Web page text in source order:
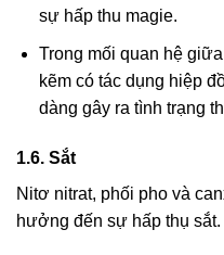
sự hấp thu magie.
Trong mối quan hệ
kẽm có tác dụng hiệp
dàng gây ra tình trạng
1.6. Sắt
Nitơ nitrat, phối pho và
hưởng đến sự hấp thụ sắt.